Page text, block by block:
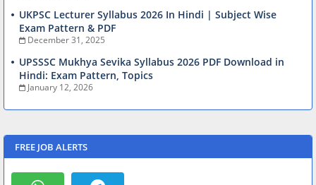
UKPSC Lecturer Syllabus 2026 In Hindi | Subject Wise
Exam Pattern & PDF
December 31, 2025
UPSSSC Mukhya Sevika Syllabus 2026 PDF Download in
Hindi: Exam Pattern, Topics
January 12, 2026
FREE JOB ALERTS